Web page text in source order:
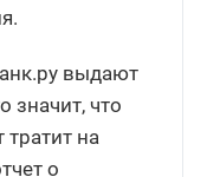
выдают
значит, что
тратит на
о